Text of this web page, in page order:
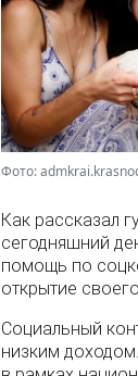
Фото:
Как рассказал
сегодняшний
помощь по
открытие
Социальный
низким